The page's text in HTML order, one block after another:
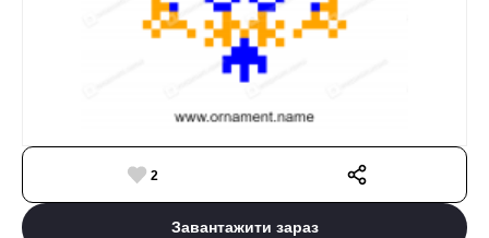
2
Завантажити зараз